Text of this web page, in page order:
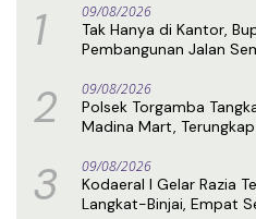
1 09/08/2026
Tak Hanya di Kantor,
Pembangunan Jalan
2 09/08/2026
Polsek Torgamba
Madina Mart,
3 09/08/2026
Kodaeral I Gelar Razia
Langkat-Binjai, Empat